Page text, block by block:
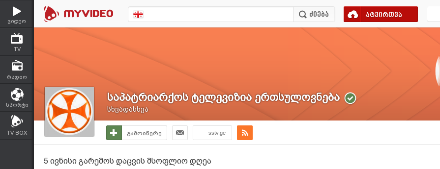
ვიდეო
TV
რადიო
სპორტი
TV BOX
ატვირთვა
საპატრიარქოს ტელევიზია ერთსულოვნება
სხვადასხვა
გამოიწერე sstv.ge
5 ივნისი გარემოს დაცვის მსოფლიო დღეა